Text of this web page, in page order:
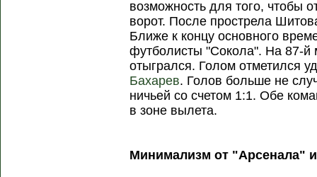
возможность для того, чтобы
ворот. После прострела
Ближе к концу основного
футболисты "Сокола". На 87-й
отыгрался. Голом отметился
Бахарев. Голов больше не
ничьей со счетом 1:1. Обе
в зоне вылета.
Минимализм от "Арсенала"